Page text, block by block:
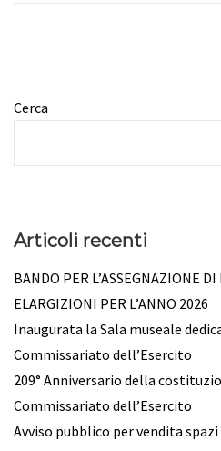
Cerca
Articoli recenti
BANDO PER L’ASSEGNAZIONE
ELARGIZIONI PER L’ANNO 2026
Inaugurata la Sala museale
Commissariato dell’Esercito
209° Anniversario della
Commissariato dell’Esercito
Avviso pubblico per vendita